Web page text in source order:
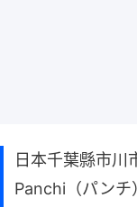
日本千葉縣市川
Panchi（パンチ